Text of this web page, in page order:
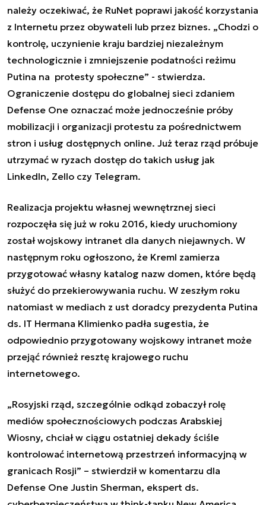
należy oczekiwać, że RuNet poprawi jakość korzystania
z Internetu przez obywateli lub przez biznes. „Chodzi o
kontrolę, uczynienie kraju bardziej niezależnym
technologicznie i zmniejszenie podatności reżimu
Putina na protesty społeczne” - stwierdza.
Ograniczenie dostępu do globalnej sieci zdaniem
Defense One oznaczać może jednocześnie próby
mobilizacji i organizacji protestu za pośrednictwem
stron i usług dostępnych online. Już teraz rząd próbuje
utrzymać w ryzach dostęp do takich usług jak
LinkedIn, Zello czy Telegram.
Realizacja projektu własnej wewnętrznej sieci
rozpoczęła się już w roku 2016, kiedy uruchomiony
został wojskowy intranet dla danych niejawnych. W
następnym roku ogłoszono, że Kreml zamierza
przygotować własny katalog nazw domen, które będą
służyć do przekierowywania ruchu. W zeszłym roku
natomiast w mediach z ust doradcy prezydenta Putina
ds. IT Hermana Klimienko padła sugestia, że
odpowiednio przygotowany wojskowy intranet może
przejąć również resztę krajowego ruchu
internetowego.
„Rosyjski rząd, szczególnie odkąd zobaczył rolę
mediów społecznościowych podczas Arabskiej
Wiosny, chciał w ciągu ostatniej dekady ściśle
kontrolować internetową przestrzeń informacyjną w
granicach Rosji” – stwierdził w komentarzu dla
Defense One Justin Sherman, ekspert ds.